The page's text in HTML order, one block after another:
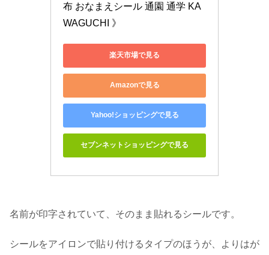
布 おなまえシール 通園 通学 KA
WAGUCHI 》
楽天市場で見る
Amazonで見る
Yahoo!ショッピングで見る
セブンネットショッピングで見る
名前が印字されていて、そのまま貼れるシールです。
シールをアイロンで貼り付けるタイプのほうが、よりはが